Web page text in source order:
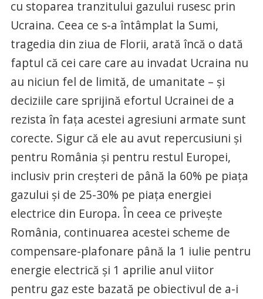
cu stoparea tranzitului gazului rusesc prin
Ucraina. Ceea ce s-a întâmplat la Sumi,
tragedia din ziua de Florii, arată încă o dată
faptul că cei care care au invadat Ucraina nu
au niciun fel de limită, de umanitate – şi
deciziile care sprijină efortul Ucrainei de a
rezista în faţa acestei agresiuni armate sunt
corecte. Sigur că ele au avut repercusiuni şi
pentru România şi pentru restul Europei,
inclusiv prin creşteri de până la 60% pe piaţa
gazului şi de 25-30% pe piaţa energiei
electrice din Europa. În ceea ce priveşte
România, continuarea acestei scheme de
compensare-plafonare până la 1 iulie pentru
energie electrică şi 1 aprilie anul viitor
pentru gaz este bazată pe obiectivul de a-i